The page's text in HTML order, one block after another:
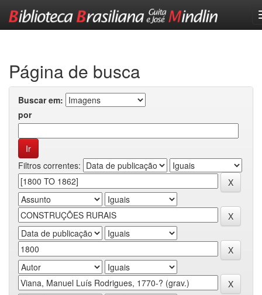
Página de busca
Buscar em:
por
Filtros correntes: